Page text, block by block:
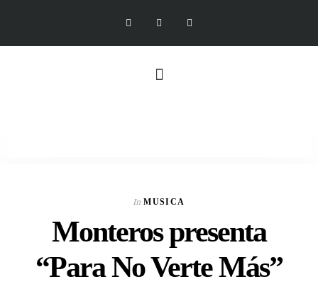
In MUSICA
Monteros presenta
“Para No Verte Más”